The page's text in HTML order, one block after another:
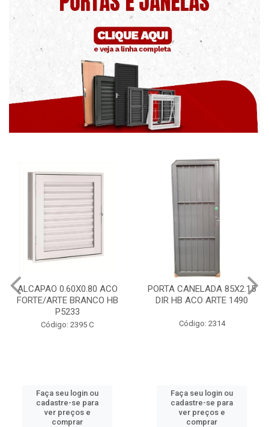
ALCAPAO 0.60X0.80 ACO
FORTE/ARTE BRANCO HB
P5233
Código: 2395 C
Faça seu login ou
cadastre-se para
ver preços e
comprar
PORTA CANELADA 85X2.15
DIR HB ACO ARTE 1490
Código: 2314
Faça seu login ou
cadastre-se para
ver preços e
comprar